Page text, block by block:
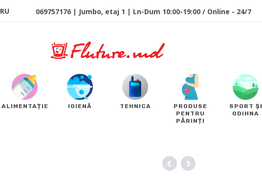
RU 069757176 | Jumbo, etaj 1 | Ln-Dum 10:00-19:00 / Online - 24/7
ALIMENTAȚIE IGIENĂ TEHNICA
PRODUSE
PENTRU
PĂRINȚI
SPORT ȘI
ODIHNA